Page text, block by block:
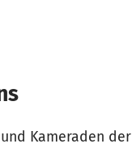
Kameraden